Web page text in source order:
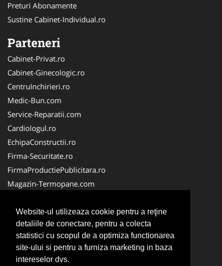
Website-ul utilizeaza cookie pentru a reţine
detaliile de conectare, pentru a colecta
statistici cu scopul de a optimiza functionarea
site-ului si pentru a furniza marketing in baza
intereselor dvs.
Preturi Abonamente
Sustine Cabinet-Individual.ro
Parteneri
Cabinet-Privat.ro
Cabinet-Ginecologic.ro
CentruInchirieri.ro
Medic-Bun.com
Service-Reparatii.com
Cardiologul.ro
EchipaConstructii.ro
Firma-Securitate.ro
FirmaProductiePublicitara.ro
Magazin-Termopane.com
CramaVinuri.ro
FirmaTractariAuto.ro
InstalatiiSolare.com
Pescaresc.ro